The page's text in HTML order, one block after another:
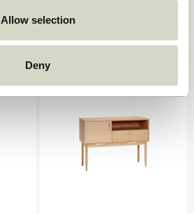
Allow selection
Deny
Prime Reol Natur
10.549,00
Tilføj til kurv